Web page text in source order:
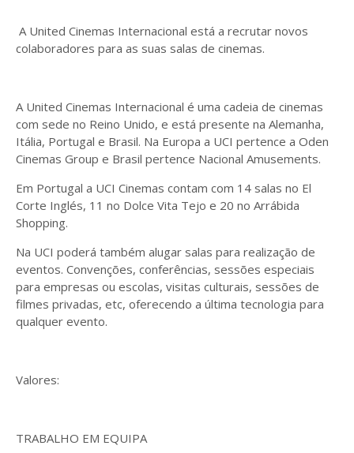
A United Cinemas Internacional está a recrutar novos
colaboradores para as suas salas de cinemas.
A United Cinemas Internacional é uma cadeia de cinemas
com sede no Reino Unido, e está presente na Alemanha,
Itália, Portugal e Brasil. Na Europa a UCI pertence a Oden
Cinemas Group e Brasil pertence Nacional Amusements.
Em Portugal a UCI Cinemas contam com 14 salas no El
Corte Inglés, 11 no Dolce Vita Tejo e 20 no Arrábida
Shopping.
Na UCI poderá também alugar salas para realização de
eventos. Convenções, conferências, sessões especiais
para empresas ou escolas, visitas culturais, sessões de
filmes privadas, etc, oferecendo a última tecnologia para
qualquer evento.
Valores:
TRABALHO EM EQUIPA